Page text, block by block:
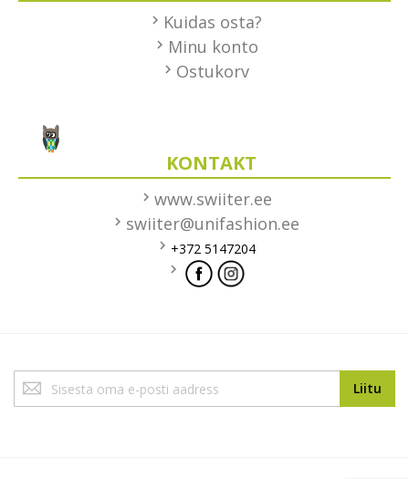
Kuidas osta?
Minu konto
Ostukorv
KONTAKT
www.swiiter.ee
swiiter@unifashion.ee
+372 5147204
Liitu
uudiskirjaga:
Liitu